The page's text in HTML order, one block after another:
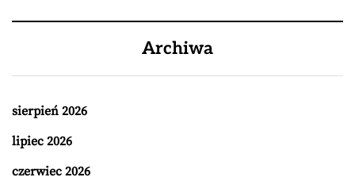
Archiwa
sierpień 2026
lipiec 2026
czerwiec 2026